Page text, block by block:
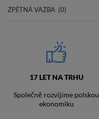
ZPĚTNÁ VAZBA (0)
17 LET NA TRHU
Společně rozvíjíme polskou
ekonomiku